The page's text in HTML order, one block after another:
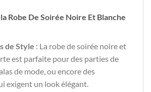
Robe De Soirée Noire Et Blanche
de Style : La robe de soirée noire et
est parfaite pour des parties de
de mode, ou encore des
exigent un look élégant.